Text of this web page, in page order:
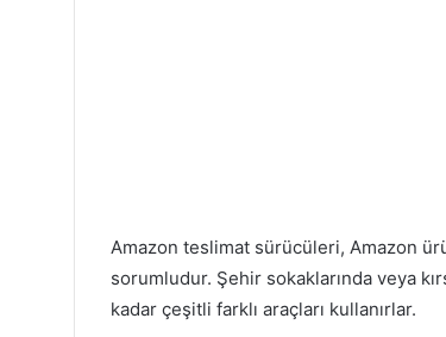
Amazon teslimat sürücüleri, Amazon
sorumludur. Şehir sokaklarında veya
kadar çeşitli farklı araçları kullanırlar.